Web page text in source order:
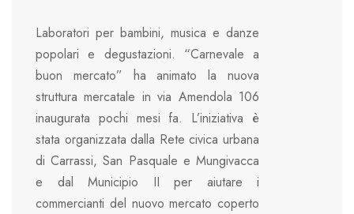
Laboratori per bambini, musica e danze
popolari e degustazioni. “Carnevale a
buon mercato” ha animato la nuova
struttura mercatale in via Amendola 106
inaugurata pochi mesi fa. L’iniziativa è
stata organizzata dalla Rete civica urbana
di Carrassi, San Pasquale e Mungivacca
e dal Municipio II per aiutare i
commercianti del nuovo mercato coperto